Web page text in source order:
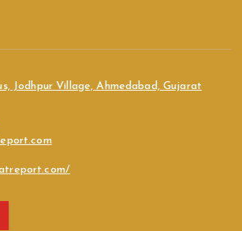
Jodhpur Village, Ahmedabad, Gujarat